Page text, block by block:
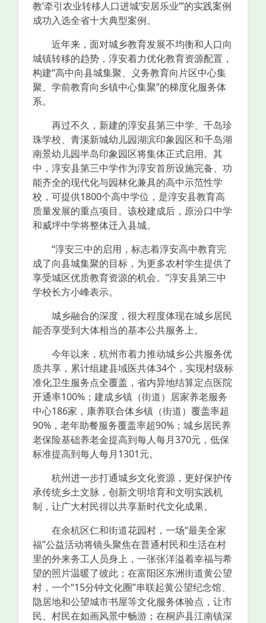
教’牵引农业转移人口进城‘安居乐业’”的实践案例
成功入选全省十大典型案例。
近年来，面对城乡教育发展不均衡和人口向
城镇转移的趋势，淳安着力优化教育资源配置，
构建“高中向县城集聚、义务教育向片区中心集
聚、学前教育向乡镇中心集聚”的梯度化服务体
系。
再过不久，新建的淳安县第三中学、千岛珍
珠学校、青溪新城幼儿园湖滨印象园区和千岛湖
南景幼儿园半岛印象园区将集体正式启用。其
中，淳安县第三中学作为淳安首所设施完备、功
能齐全的现代化与园林化兼具的高中示范性学
校，可提供1800个高中学位，是淳安县教育高
质量发展的重点项目。该校建成后，原汾口中学
和威坪中学将整体迁入县城。
“淳安三中的启用，标志着淳安高中教育完
成了向县城集聚的目标，为更多农村学生提供了
享受城区优质教育资源的机会。”淳安县第三中
学校长方小峰表示。
城乡融合的深度，很大程度体现在城乡居民
能否享受到大体相当的基本公共服务上。
今年以来，杭州市着力推动城乡公共服务优
质共享，累计组建县域医共体34个，实现村级标
准化卫生服务点全覆盖，省内异地结算定点医院
开通率100%；建成乡镇（街道）居家养老服务
中心186家，康养联合体乡镇（街道）覆盖率超
90%，老年助餐服务覆盖率超90%；城乡居民养
老保险基础养老金提高到每人每月370元，低保
标准提高到每人每月1301元。
杭州进一步打通城乡文化资源，更好保护传
承传统乡土文脉，创新文明培育和文明实践机
制，让广大村民得以共享新时代文化成果。
在余杭区仁和街道花园村，一场“最美全家
福”公益活动将镜头聚焦在普通村民和生活在村
里的外来务工人员身上，一张张洋溢着幸福与希
望的照片温暖了彼此；在富阳区东洲街道黄公望
村，一个“15分钟文化圈”串联起黄公望纪念馆、
隐居地和公望城市书屋等文化服务体验点，让市
民、村民在如画风景中畅游；在桐庐县江南镇深